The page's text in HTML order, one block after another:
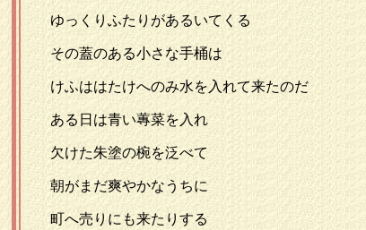
ゆっくりふたりがあるいてくる
その蓋のある小さな手桶は
けふははたけへのみ水を入れて来たのだ
ある日は青い蓴菜を入れ
欠けた朱塗の椀を泛べて
朝がまだ爽やかなうちに
町へ売りにも来たりする